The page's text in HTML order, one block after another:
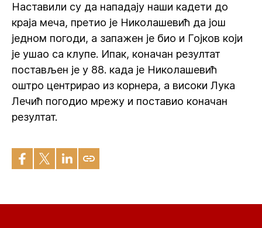
Наставили су да нападају наши кадети до
краја меча, претио је Николашевић да још
једном погоди, а запажен је био и Гојков који
је ушао са клупе. Ипак, коначан резултат
постављен је у 88. када је Николашевић
оштро центрирао из корнера, а високи Лука
Лечић погодио мрежу и поставио коначан
резултат.